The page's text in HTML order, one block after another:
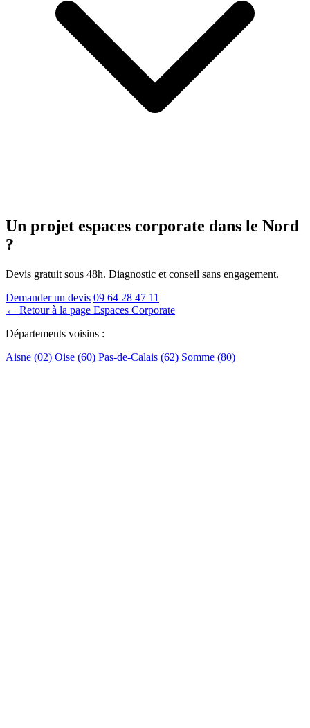
Un projet espaces corporate dans le Nord
?
Devis gratuit sous 48h. Diagnostic et conseil sans engagement.
Demander un devis 09 64 28 47 11
← Retour à la page Espaces Corporate
Départements voisins :
Aisne (02) Oise (60) Pas-de-Calais (62) Somme (80)